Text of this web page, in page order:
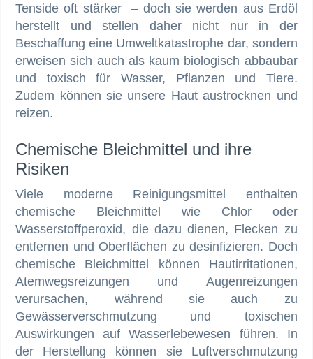
Tenside oft stärker – doch sie werden aus Erdöl
herstellt und stellen daher nicht nur in der
Beschaffung eine Umweltkatastrophe dar, sondern
erweisen sich auch als kaum biologisch abbaubar
und toxisch für Wasser, Pflanzen und Tiere.
Zudem können sie unsere Haut austrocknen und
reizen.
Chemische Bleichmittel und ihre
Risiken
Viele moderne Reinigungsmittel enthalten
chemische Bleichmittel wie Chlor oder
Wasserstoffperoxid, die dazu dienen, Flecken zu
entfernen und Oberflächen zu desinfizieren. Doch
chemische Bleichmittel können Hautirritationen,
Atemwegsreizungen und Augenreizungen
verursachen, während sie auch zu
Gewässerverschmutzung und toxischen
Auswirkungen auf Wasserlebewesen führen. In
der Herstellung können sie Luftverschmutzung